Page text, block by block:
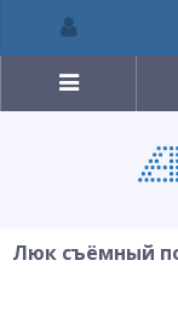
Люк съёмный